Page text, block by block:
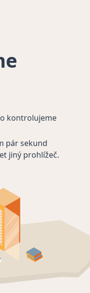
kontrolujeme
pár sekund
jiný prohlížeč.